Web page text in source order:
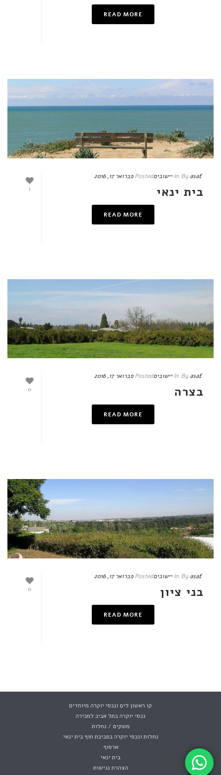
READ MORE
1
Byasaf
In יישוביםPosted פברואר 17, 2016
בית ינאי
READ MORE
0
Byasaf
In יישוביםPosted פברואר 17, 2016
בצרה
READ MORE
0
Byasaf
In יישוביםPosted פברואר 17, 2016
בני ציון
READ MORE
קו ראשון לים ונכסי יוקרה מיוחדים
נכסי יוקרה בתל אביב למכירה
משקים / נחלות
נחלות ונכסי יוקרה בסביבת חוף בית ינאי
ארסוף
בית ינאי
הצהרת נגישות